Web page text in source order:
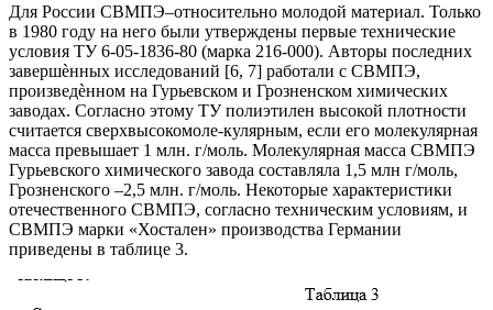
Для России СВМПЭ–относительно молодой материал. Только
в 1980 году на него были утверждены первые технические
условия ТУ 6-05-1836-80 (марка 216-000). Авторы последних
завершѐнных исследований [6, 7] работали с СВМПЭ,
произведѐнном на Гурьевском и Грозненском химических
заводах. Согласно этому ТУ полиэтилен высокой плотности
считается сверхвысокомоле-кулярным, если его молекулярная
масса превышает 1 млн. г/моль. Молекулярная масса СВМПЭ
Гурьевского химического завода составляла 1,5 млн г/моль,
Грозненского –2,5 млн. г/моль. Некоторые характеристики
отечественного СВМПЭ, согласно техническим условиям, и
СВМПЭ марки «Хостален» производства Германии
приведены в таблице 3.